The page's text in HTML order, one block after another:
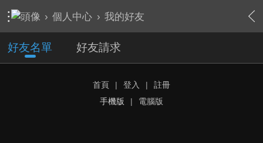
› 個人中心 › 我的好友
好友名單 好友請求
首頁 | 登入 |
註冊
手機版
| 電腦版